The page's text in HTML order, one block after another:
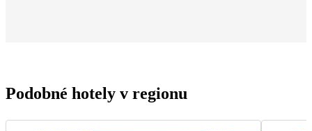
Podobné hotely v regionu